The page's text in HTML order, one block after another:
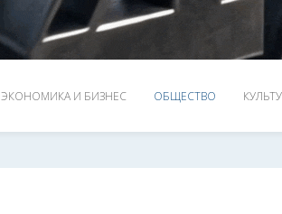
ЭКОНОМИКА И БИЗНЕС ОБЩЕСТВО